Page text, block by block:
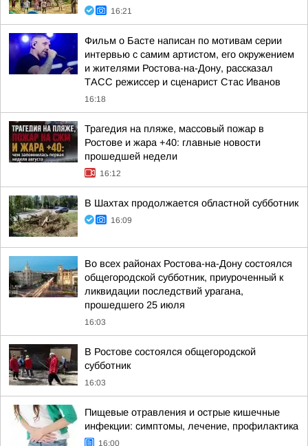
16:21
Фильм о Басте написан по мотивам серии
интервью с самим артистом, его окружением
и жителями Ростова-на-Дону, рассказал
ТАСС режиссер и сценарист Стас Иванов
16:18
Трагедия на пляже, массовый пожар в
Ростове и жара +40: главные новости
прошедшей недели
16:12
В Шахтах продолжается областной субботник
16:09
Во всех районах Ростова-на-Дону состоялся
общегородской субботник, приуроченный к
ликвидации последствий урагана,
прошедшего 25 июля
16:03
В Ростове состоялся общегородской
субботник
16:03
Пищевые отравления и острые кишечные
инфекции: симптомы, лечение, профилактика
16:00